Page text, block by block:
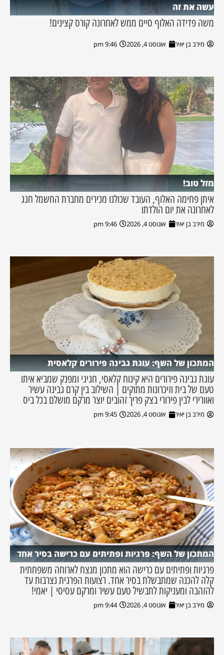
עשה את זה
משה פדידה האלוף סיים ממש לאחרונה קורס קצינים!
מירב בן יאיר אוגוסט 4, 2026 9:46 pm
מזל טוב!
איתן פחימה האלוף, העובד שכולנו מכירים מחברת החשמל חגג
לאחרונה את יום הולדתו
מירב בן יאיר אוגוסט 4, 2026 9:46 pm
המתכון של השף: עוגת גבינה פירורים קלאסית
עוגת גבינה פירורים היא קינוח קלאסי, חגיגי ומפנק שמביא איתו
טעם של בית וזיכרונות מתוקים | השילוב בין קרם גבינה עשיר
ואוורירי לבין פירורי בצק פריך זהובים יוצר מרקם מושלם בכל ביס
מירב בן יאיר אוגוסט 4, 2026 9:45 pm
המתכון של השף: פרגיות ופתיתים עם כרישה בסיר אחד
פרגיות ופתיתים עם כרישה הוא מתכון מנצח לארוחה משפחתית
קלה להכנה שמתבשלת בסיר אחד. רצועות הפרגית נצרבות עד
להזהבה ומעניקות לתבשיל טעם עשיר ומרקם עסיסי | יאמי!
מירב בן יאיר אוגוסט 4, 2026 9:44 pm